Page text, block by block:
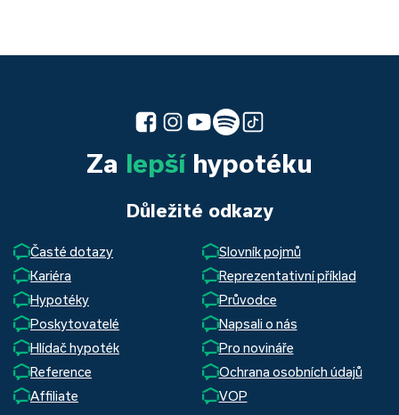
Za lepšíhypotéku
Důležité odkazy
Časté dotazy
Slovník pojmů
Kariéra
Reprezentativní příklad
Hypotéky
Průvodce
Poskytovatelé
Napsali o nás
Hlídač hypoték
Pro novináře
Reference
Ochrana osobních údajů
Affiliate
VOP